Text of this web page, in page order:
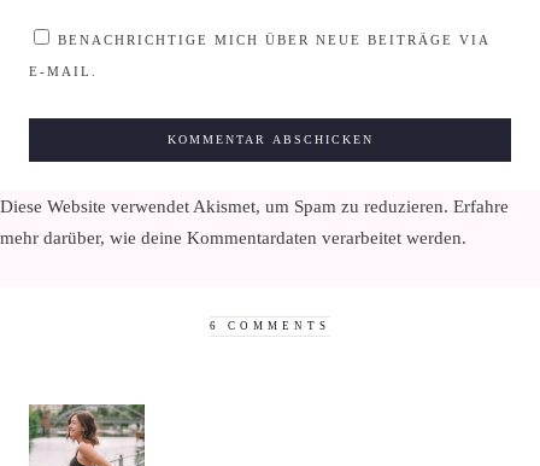
BENACHRICHTIGE MICH ÜBER NEUE BEITRÄGE VIA
E-MAIL.
Diese Website verwendet Akismet, um Spam zu reduzieren. Erfahre
mehr darüber, wie deine Kommentardaten verarbeitet werden.
6 COMMENTS